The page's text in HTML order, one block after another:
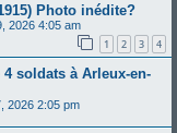
Photo inédite?
2026 4:05 am
1 2 3 4
soldats à Arleux-en-
2026 2:05 pm